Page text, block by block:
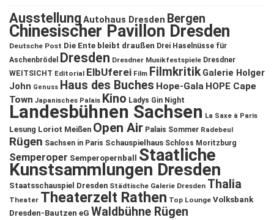
Ausstellung Autohaus Dresden Bergen
Chinesischer Pavillon Dresden
Deutsche Post Die Ente bleibt draußen Drei Haselnüsse für
Aschenbrödel
Dresden Dresdner Musikfestspiele Dresdner
WEITSICHT Editorial ElbUferei Film Filmkritik Galerie Holger
John Genuss Haus des Buches Hope-Gala HOPE Cape
Town Japanisches Palais Kino Ladys Gin Night
Landesbühnen Sachsen La Saxe à Paris
Lesung Loriot Meißen Open Air Palais Sommer Radebeul
Rügen Sachsen in Paris Schauspielhaus Schloss Moritzburg
Semperoper Semperopernball Staatliche
Kunstsammlungen Dresden
Staatsschauspiel Dresden Städtische Galerie Dresden Thalia
Theater Theaterzelt Rathen Top Lounge Volksbank
Dresden-Bautzen eG Waldbühne Rügen